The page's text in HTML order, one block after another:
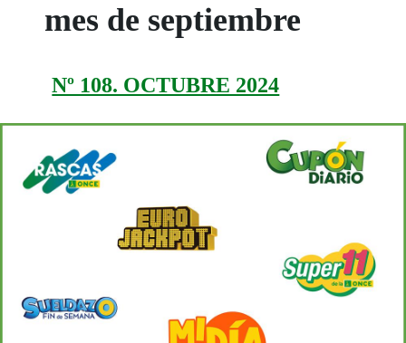
mes de septiembre
Nº 108. OCTUBRE 2024